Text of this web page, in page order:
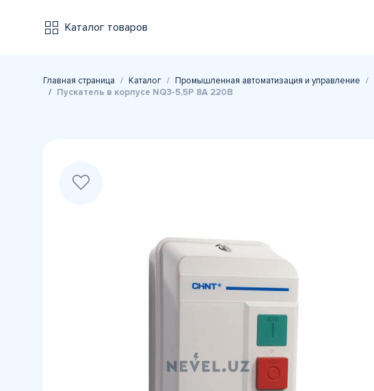
Каталог товаров
Главная страница Каталог Промышленная автоматизация и управление
Пускатель в корпусе NQ3-5,5P 8A 220В